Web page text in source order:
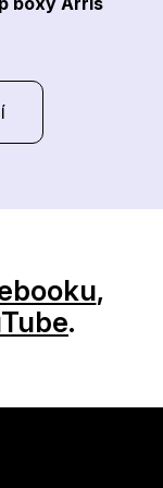
,
.